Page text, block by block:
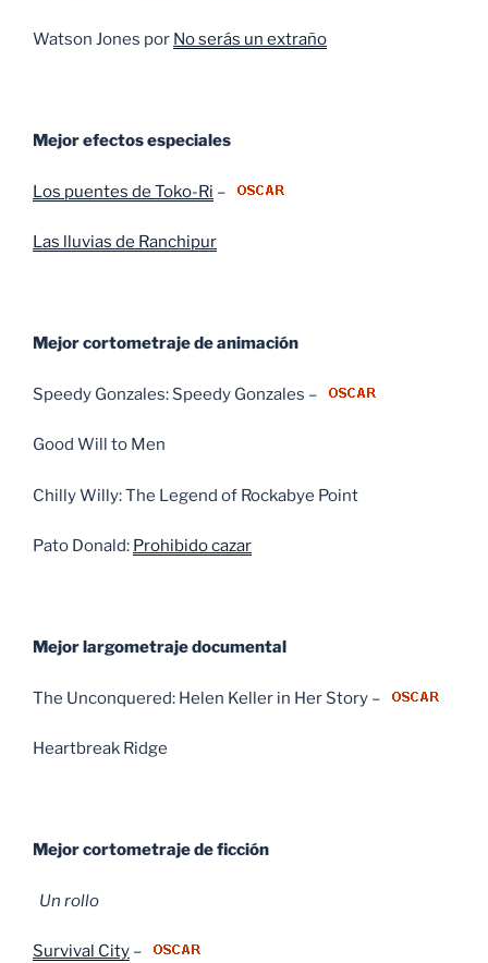
Watson Jones por No serás un extraño
Mejor efectos especiales
Los puentes de Toko-Ri –
Las lluvias de Ranchipur
Mejor cortometraje de animación
Speedy Gonzales: Speedy Gonzales –
Good Will to Men
Chilly Willy: The Legend of Rockabye Point
Pato Donald: Prohibido cazar
Mejor largometraje documental
The Unconquered: Helen Keller in Her Story –
Heartbreak Ridge
Mejor cortometraje de ficción
Un rollo
Survival City –